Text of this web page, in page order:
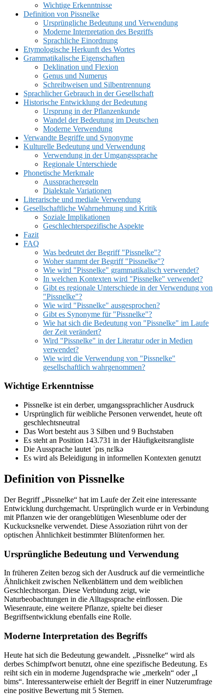
Wichtige Erkenntnisse
Definition von Pissnelke
Ursprüngliche Bedeutung und Verwendung
Moderne Interpretation des Begriffs
Sprachliche Einordnung
Etymologische Herkunft des Wortes
Grammatikalische Eigenschaften
Deklination und Flexion
Genus und Numerus
Schreibweisen und Silbentrennung
Sprachlicher Gebrauch in der Gesellschaft
Historische Entwicklung der Bedeutung
Ursprung in der Pflanzenkunde
Wandel der Bedeutung im Deutschen
Moderne Verwendung
Verwandte Begriffe und Synonyme
Kulturelle Bedeutung und Verwendung
Verwendung in der Umgangssprache
Regionale Unterschiede
Phonetische Merkmale
Ausspracheregeln
Dialektale Variationen
Literarische und mediale Verwendung
Gesellschaftliche Wahrnehmung und Kritik
Soziale Implikationen
Geschlechterspezifische Aspekte
Fazit
FAQ
Was bedeutet der Begriff "Pissnelke"?
Woher stammt der Begriff "Pissnelke"?
Wie wird "Pissnelke" grammatikalisch verwendet?
In welchen Kontexten wird "Pissnelke" verwendet?
Gibt es regionale Unterschiede in der Verwendung von
"Pissnelke"?
Wie wird "Pissnelke" ausgesprochen?
Gibt es Synonyme für "Pissnelke"?
Wie hat sich die Bedeutung von "Pissnelke" im Laufe
der Zeit verändert?
Wird "Pissnelke" in der Literatur oder in Medien
verwendet?
Wie wird die Verwendung von "Pissnelke"
gesellschaftlich wahrgenommen?
Wichtige Erkenntnisse
Pissnelke ist ein derber, umgangssprachlicher Ausdruck
Ursprünglich für weibliche Personen verwendet, heute oft
geschlechtsneutral
Das Wort besteht aus 3 Silben und 9 Buchstaben
Es steht an Position 143.731 in der Häufigkeitsrangliste
Die Aussprache lautet ˈpɪsˌnɛlkə
Es wird als Beleidigung in informellen Kontexten genutzt
Definition von Pissnelke
Der Begriff „Pissnelke“ hat im Laufe der Zeit eine interessante
Entwicklung durchgemacht. Ursprünglich wurde er in Verbindung
mit Pflanzen wie der orangeblütigen Wiesenblume oder der
Kuckucksnelke verwendet. Diese Assoziation rührt von der
optischen Ähnlichkeit bestimmter Blütenformen her.
Ursprüngliche Bedeutung und Verwendung
In früheren Zeiten bezog sich der Ausdruck auf die vermeintliche
Ähnlichkeit zwischen Nelkenblättern und dem weiblichen
Geschlechtsorgan. Diese Verbindung zeigt, wie
Naturbeobachtungen in die Alltagssprache einflossen. Die
Wiesenraute, eine weitere Pflanze, spielte bei dieser
Begriffsentwicklung ebenfalls eine Rolle.
Moderne Interpretation des Begriffs
Heute hat sich die Bedeutung gewandelt. „Pissnelke“ wird als
derbes Schimpfwort benutzt, ohne eine spezifische Bedeutung. Es
reiht sich ein in moderne Jugendsprache wie „merkeln“ oder „I
bims“. Interessanterweise erhielt der Begriff in einer Nutzerumfrage
eine positive Bewertung mit 5 Sternen.